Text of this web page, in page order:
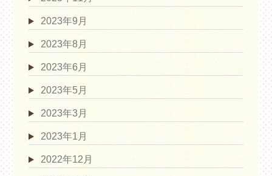
2023年9月
2023年8月
2023年6月
2023年5月
2023年3月
2023年1月
2022年12月